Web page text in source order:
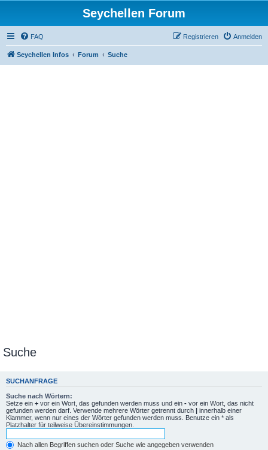
Seychellen Forum
FAQ Anmelden
Registrieren
Seychellen Infos Forum Suche
Suche
SUCHANFRAGE
Suche nach Wörtern:
Setze ein + vor ein Wort, das gefunden werden muss und ein - vor ein Wort, das nicht
gefunden werden darf. Verwende mehrere Wörter getrennt durch | innerhalb einer
Klammer, wenn nur eines der Wörter gefunden werden muss. Benutze ein * als
Platzhalter für teilweise Übereinstimmungen.
Nach allen Begriffen suchen oder Suche wie angegeben verwenden